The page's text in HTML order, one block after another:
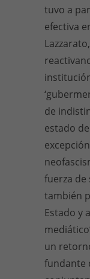
tuvo a
efectiva
de
estado
fuerza de
también
Estado y
un
fundante